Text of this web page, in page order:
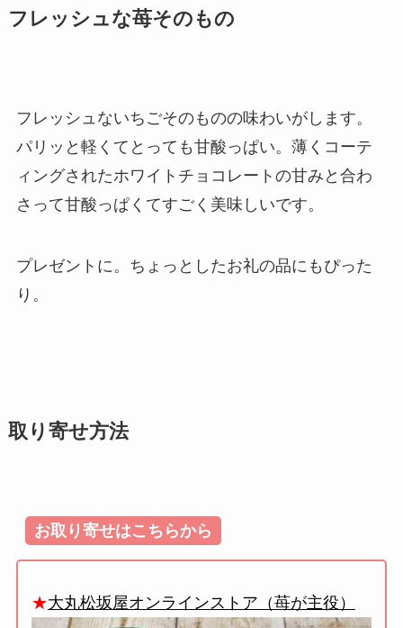
フレッシュな苺そのもの
フレッシュないちごそのものの味わいがします。
パリッと軽くてとっても甘酸っぱい。薄くコーテ
ィングされたホワイトチョコレートの甘みと合わ
さって甘酸っぱくてすごく美味しいです。
プレゼントに。ちょっとしたお礼の品にもぴった
り。
取り寄せ方法
お取り寄せはこちらから
★大丸松坂屋オンラインストア（苺が主役）